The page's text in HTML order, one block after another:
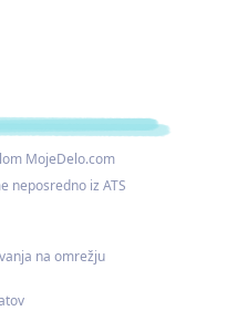
MojeDelo.com
neposredno iz ATS
na omrežju